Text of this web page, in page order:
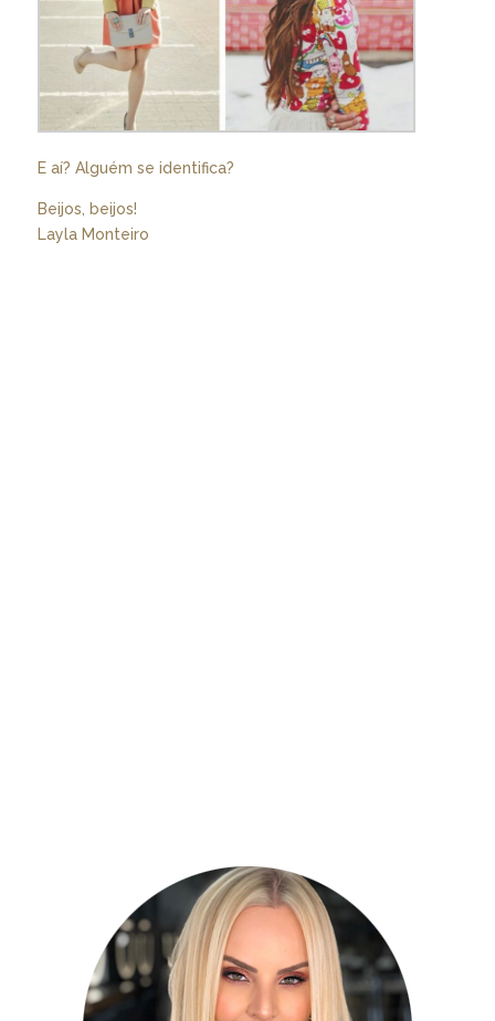
E aí? Alguém se identifica?
Beijos, beijos!
Layla Monteiro